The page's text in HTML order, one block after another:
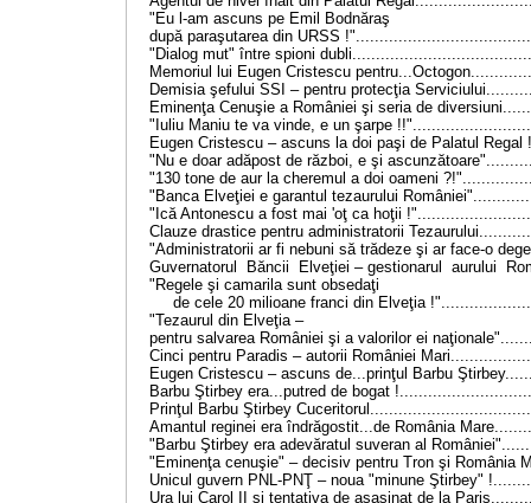
"Eu l-am ascuns pe Emil Bodnăraş
după paraşutarea din URSS
"Dialog mut" între spioni
Memoriul lui Eugen Cristescu
Demisia şefului SSI – pentru protecţia
Eminenţa Cenuşie a României şi seria de
"Iuliu Maniu te va vinde, e un şarpe
Eugen Cristescu – ascuns la doi paşi de Palatul
"Nu e doar adăpost de război, e şi
"130 tone de aur la cheremul a doi oameni
"Banca Elveţiei e garantul tezaurului
"Ică Antonescu a fost mai 'oţ ca hoţii
Clauze drastice pentru administratorii
"Administratorii ar fi nebuni să trădeze şi ar face-o
Guvernatorul Băncii Elveţiei – gestionarul aurului
"Regele şi camarila sunt obsedaţi
de cele 20 milioane franci din Elveţia
"Tezaurul din Elveţia –
pentru salvarea României şi a valorilor ei
Cinci pentru Paradis – autorii României
Eugen Cristescu – ascuns de...prinţul Barbu
Barbu Ştirbey era...putred de bogat
Prinţul Barbu Ştirbey
Amantul reginei era îndrăgostit...de România
"Barbu Ştirbey era adevăratul suveran al
"Eminenţa cenuşie" – decisiv pentru Tron şi România
Unicul guvern PNL-PNŢ – noua "minune Ştirbey"
Ura lui Carol II şi tentativa de asasinat de la